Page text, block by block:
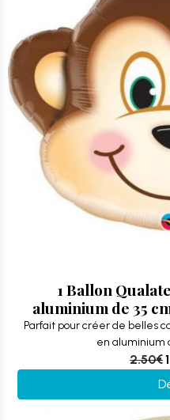
1 Ballon
aluminium de 35
valve,
Parfait pour créer de belles
en aluminium
2.50€